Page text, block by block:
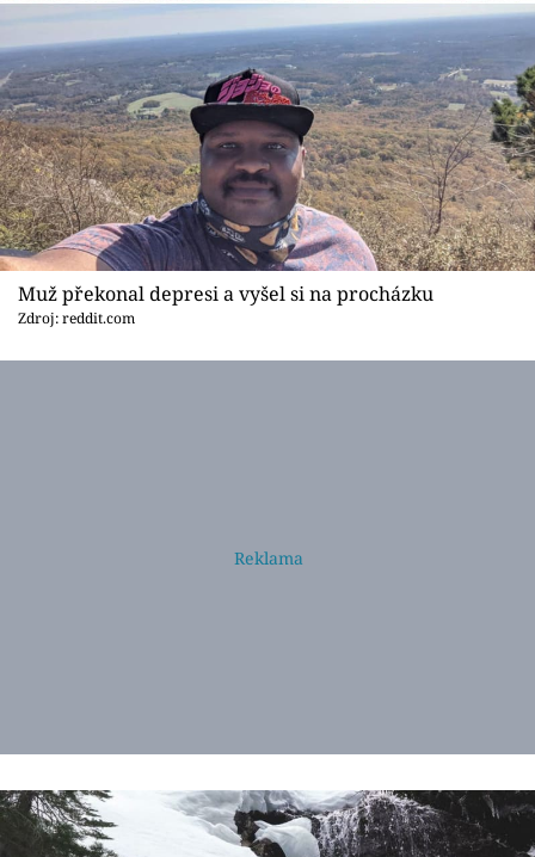
Muž překonal depresi a vyšel si na procházku
Zdroj: reddit.com